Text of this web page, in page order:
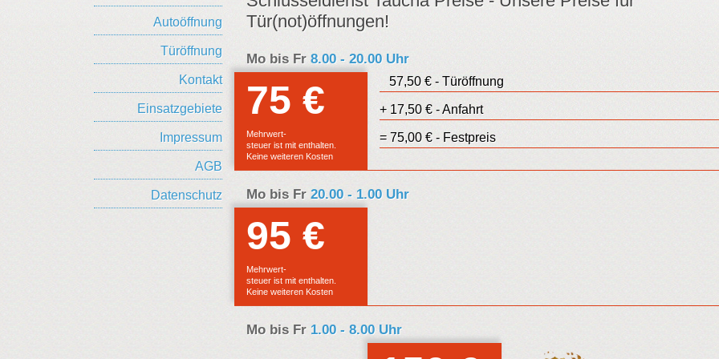
Autoöffnung
Türöffnung
Kontakt
Einsatzgebiete
Impressum
AGB
Datenschutz
Tür(not)öffnungen!
Mo bis Fr 8.00 - 20.00 Uhr
75 € Euro
Festpreis
Mehrwert-
steuer ist mit enthalten.
Keine weiteren Kosten
57,50 € - Türöffnung
+ 17,50 € - Anfahrt
= 75,00 € - Festpreis
Mo bis Fr 20.00 - 1.00 Uhr
95 €
Festpreis
Mehrwert-
steuer ist mit enthalten.
Keine weiteren Kosten
Mo bis Fr 1.00 - 8.00 Uhr